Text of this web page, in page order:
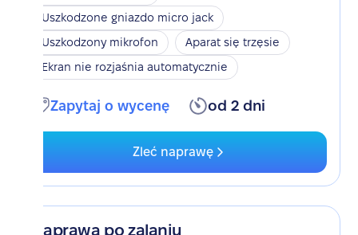
Uszkodzone gniazdo micro jack
Uszkodzony mikrofon
Aparat się trzęsie
Ekran nie rozjaśnia automatycznie
Zapytaj o wycenę od 2 dni
Zleć naprawę
Naprawa po zalaniu